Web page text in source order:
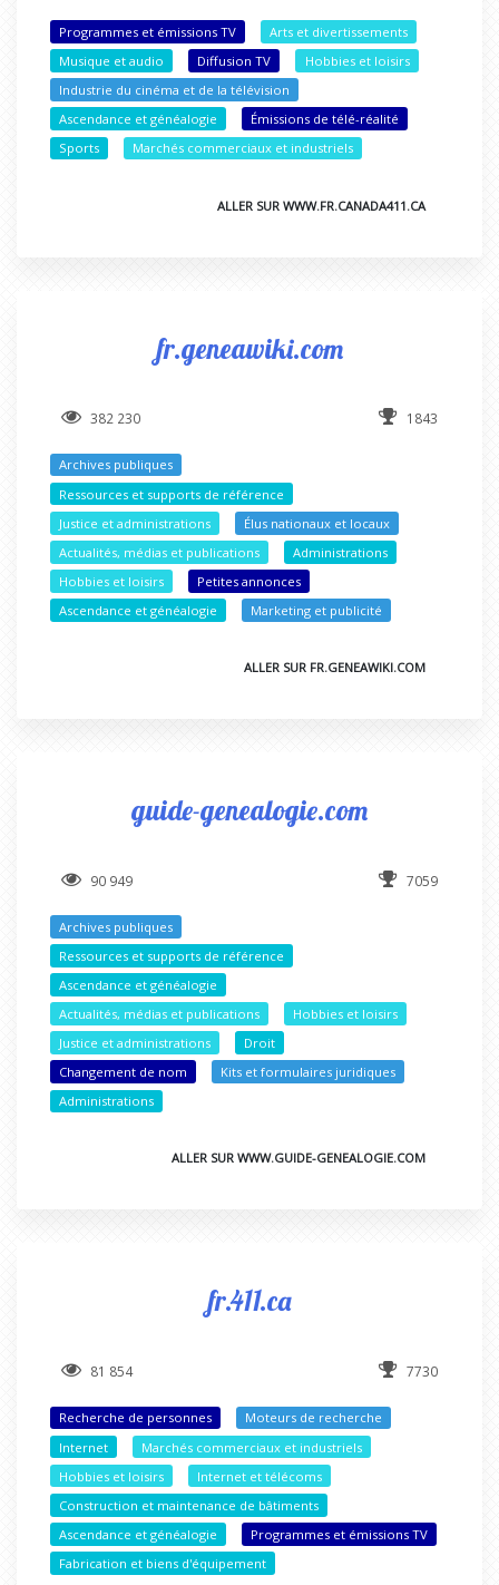
Programmes et émissions TV
Arts et divertissements
Musique et audio
Diffusion TV
Hobbies et loisirs
Industrie du cinéma et de la télévision
Ascendance et généalogie
Émissions de télé-réalité
Sports
Marchés commerciaux et industriels
ALLER SUR WWW.FR.CANADA411.CA
fr.geneawiki.com
382 230 1843
Archives publiques
Ressources et supports de référence
Justice et administrations
Élus nationaux et locaux
Actualités, médias et publications
Administrations
Hobbies et loisirs
Petites annonces
Ascendance et généalogie
Marketing et publicité
ALLER SUR FR.GENEAWIKI.COM
guide-genealogie.com
90 949 7059
Archives publiques
Ressources et supports de référence
Ascendance et généalogie
Actualités, médias et publications
Hobbies et loisirs
Justice et administrations
Droit
Changement de nom
Kits et formulaires juridiques
Administrations
ALLER SUR WWW.GUIDE-GENEALOGIE.COM
fr.411.ca
81 854 7730
Recherche de personnes
Moteurs de recherche
Internet
Marchés commerciaux et industriels
Hobbies et loisirs
Internet et télécoms
Construction et maintenance de bâtiments
Ascendance et généalogie
Programmes et émissions TV
Fabrication et biens d'équipement